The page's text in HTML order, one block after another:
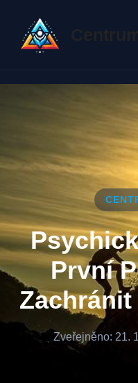
obsah
První
Zveřejněno: 21.